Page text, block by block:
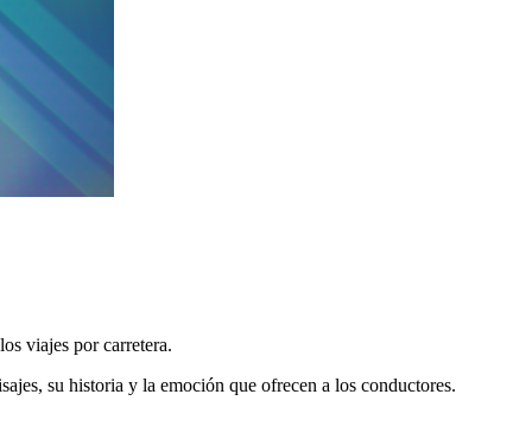
viajes por carretera.
su historia y la emoción que ofrecen a los conductores.